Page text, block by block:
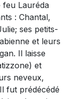
feu Lauréda
: Chantal,
ses petits-
et leurs
Il laisse
et
neveux,
fut prédécédé